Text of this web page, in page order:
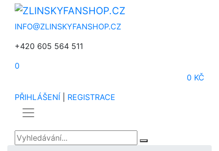
INFO@ZLINSKYFANSHOP.CZ
+420 605 564 511
0
0 KČ
PŘIHLÁŠENÍ
REGISTRACE